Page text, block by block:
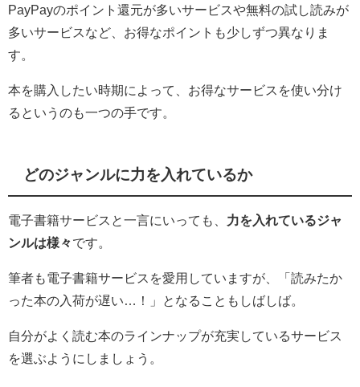
PayPayのポイント還元が多いサービスや無料の試し読みが
多いサービスなど、お得なポイントも少しずつ異なりま
す。
本を購入したい時期によって、お得なサービスを使い分け
るというのも一つの手です。
どのジャンルに力を入れているか
電子書籍サービスと一言にいっても、 力を入れているジャ
ンルは様々です。
筆者も電子書籍サービスを愛用していますが、「読みたか
った本の入荷が遅い…！」となることもしばしば。
自分がよく読む本のラインナップが充実しているサービス
を選ぶようにしましょう。